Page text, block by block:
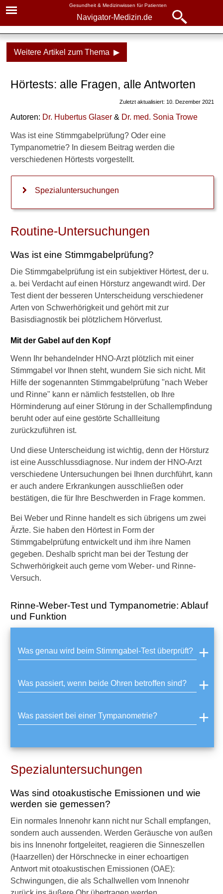
Gesundheit & Medizinwissen für Patienten
Navigator-Medizin.de
Weitere Artikel zum Thema ▶
Hörtests: alle Fragen, alle Antworten
Zuletzt aktualisiert: 10. Dezember 2021
Autoren: Dr. Hubertus Glaser & Dr. med. Sonia Trowe
Was ist eine Stimmgabelprüfung? Oder eine
Tympanometrie? In diesem Beitrag werden die
verschiedenen Hörtests vorgestellt.
Spezialuntersuchungen
Routine-Untersuchungen
Was ist eine Stimmgabelprüfung?
Die Stimmgabelprüfung ist ein subjektiver Hörtest, der u.
a. bei Verdacht auf einen Hörsturz angewandt wird. Der
Test dient der besseren Unterscheidung verschiedener
Arten von Schwerhörigkeit und gehört mit zur
Basisdiagnostik bei plötzlichem Hörverlust.
Mit der Gabel auf den Kopf
Wenn Ihr behandelnder HNO-Arzt plötzlich mit einer
Stimmgabel vor Ihnen steht, wundern Sie sich nicht. Mit
Hilfe der sogenannten Stimmgabelprüfung "nach Weber
und Rinne" kann er nämlich feststellen, ob Ihre
Hörminderung auf einer Störung in der Schallempfindung
beruht oder auf eine gestörte Schallleitung
zurückzuführen ist.
Und diese Unterscheidung ist wichtig, denn der Hörsturz
ist eine Ausschlussdiagnose. Nur indem der HNO-Arzt
verschiedene Untersuchungen bei Ihnen durchführt, kann
er auch andere Erkrankungen ausschließen oder
bestätigen, die für Ihre Beschwerden in Frage kommen.
Bei Weber und Rinne handelt es sich übrigens um zwei
Ärzte. Sie haben den Hörtest in Form der
Stimmgabelprüfung entwickelt und ihm ihre Namen
gegeben. Deshalb spricht man bei der Testung der
Schwerhörigkeit auch gerne vom Weber- und Rinne-
Versuch.
Rinne-Weber-Test und Tympanometrie: Ablauf
und Funktion
Was genau wird beim Stimmgabel-Test überprüft?
Was passiert, wenn beide Ohren betroffen sind?
Was passiert bei einer Tympanometrie?
Spezialuntersuchungen
Was sind otoakustische Emissionen und wie
werden sie gemessen?
Ein normales Innenohr kann nicht nur Schall empfangen,
sondern auch aussenden. Werden Geräusche von außen
bis ins Innenohr fortgeleitet, reagieren die Sinneszellen
(Haarzellen) der Hörschnecke in einer echoartigen
Antwort mit otoakustischen Emissionen (OAE):
Schwingungen, die als Schallwellen vom Innenohr
Navigator-Medizin.de
► Krankheiten
► Therapieverfahren
► Medikamente
Navigator-
Medizin.de
▾
Hörtests
Alle Fragen, alle Antworten
Hirnstammaudiometrie
Verwandte Beiträge
W
e
i
d
e
n
H
ö
s
u
r
z
b
h
a
n
e
l
t
D
a
g
n
e
v
H
ö
r
c
h
d
e
W
i
t
i
e
H
i
n
s
t
a
m